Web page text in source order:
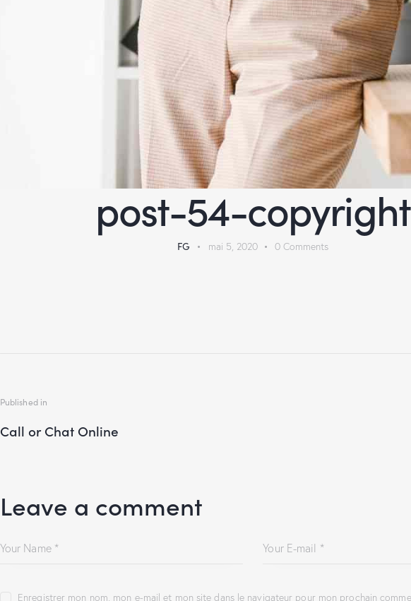
post-54-copyright
FG mai 5, 2020 0 Comments
Published in
Call or Chat Online
Leave a comment
Enregistrer mon nom, mon e-mail et mon site dans le navigateur pour mon prochain